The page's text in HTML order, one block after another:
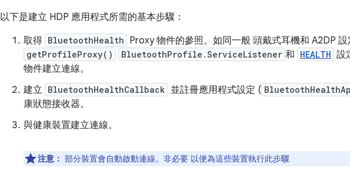
以下是建立 HDP 應用程式所需的基本步驟：
取得 BluetoothHealth Proxy 物件的參照。如同一般 頭戴式耳機和 A2DP
getProfileProxy() BluetoothProfile.ServiceListener 和 HEALTH 設
物件建立連線。
建立 BluetoothHealthCallback 並註冊應用程式設定 (
康狀態接收器。
與健康裝置建立連線。
注意： 部分裝置會自動啟動連線。非必要 以便為這些裝置執行此步驟